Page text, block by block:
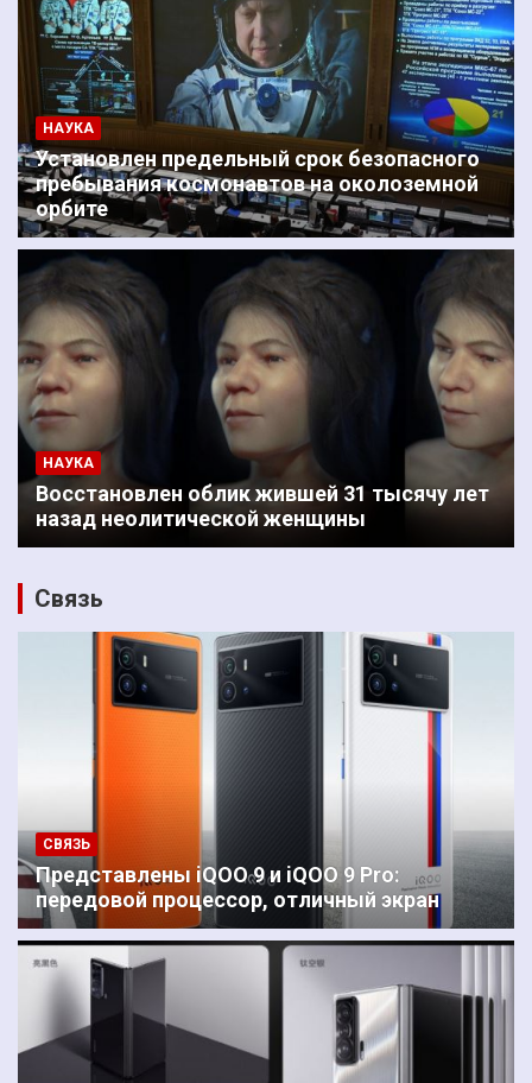
НАУКА
Установлен предельный срок безопасного
пребывания космонавтов на околоземной
орбите
НАУКА
Восстановлен облик жившей 31 тысячу лет
назад неолитической женщины
Связь
СВЯЗЬ
Представлены iQOO 9 и iQOO 9 Pro:
передовой процессор, отличный экран